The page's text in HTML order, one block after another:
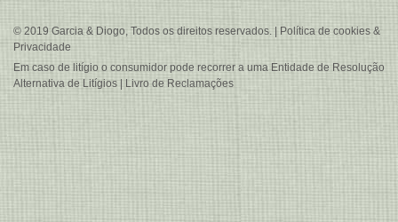
© 2019 Garcia & Diogo, Todos os direitos reservados. | Política de cookies &
Privacidade
Em caso de litígio o consumidor pode recorrer a uma Entidade de Resolução
Alternativa de Litígios | Livro de Reclamações